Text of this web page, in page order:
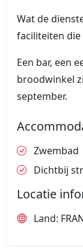
Wat de
faciliteiten die
Een bar, een
broodwinkel
september.
Zwembad
Dichtbij
Locatie
Land: